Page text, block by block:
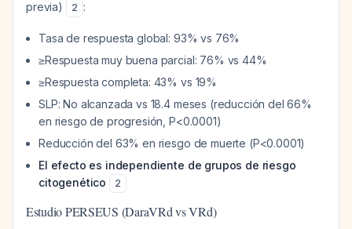
previa)
2 :
Tasa de respuesta global: 93% vs 76%
≥Respuesta muy buena parcial: 76% vs 44%
≥Respuesta completa: 43% vs 19%
SLP: No alcanzada vs 18.4 meses (reducción del 66%
en riesgo de progresión, P<0.0001)
Reducción del 63% en riesgo de muerte (P<0.0001)
El efecto es independiente de grupos de riesgo
citogenético
2
Estudio PERSEUS (DaraVRd vs VRd)